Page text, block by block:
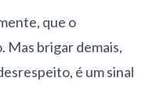
que o
Mas brigar demais,
é um sinal